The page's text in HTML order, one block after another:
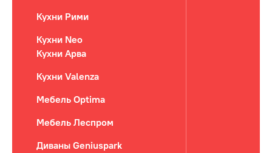
Кухни Рими
Кухни Neo
Кухни Арва
Кухни Valenza
Мебель Optima
Мебель Леспром
Диваны Geniuspark